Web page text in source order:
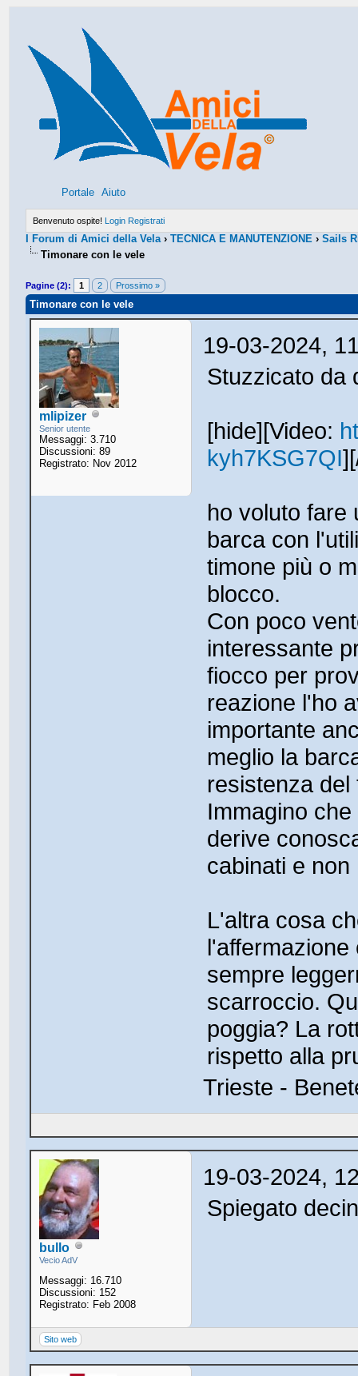
Portale Aiuto
Benvenuto ospite! Login Registrati
I Forum di Amici della Vela›TECNICA E MANUTENZIONE ›Sails
Timonare con le vele
Pagine (2): 1 2 Prossimo »
Timonare con le vele
mlipizer
Senior utente
Messaggi: 3.710
Discussioni: 89
Registrato: Nov 2012
19-03-2024,
Stuzzicato da
[hide][Video:
kyh7KSG7QI
ho voluto fare
barca con
timone più o
blocco.
Con poco
interessante
fiocco per
reazione l'ho
importante
meglio la
resistenza del
Immagino
derive
cabinati e
L'altra cosa
sempre
scarroccio.
poggia? La
rispetto alla
Trieste -
bullo
Vecio AdV
Messaggi: 16.710
Discussioni: 152
Registrato: Feb 2008
19-03-2024,
Spiegato
Sito web